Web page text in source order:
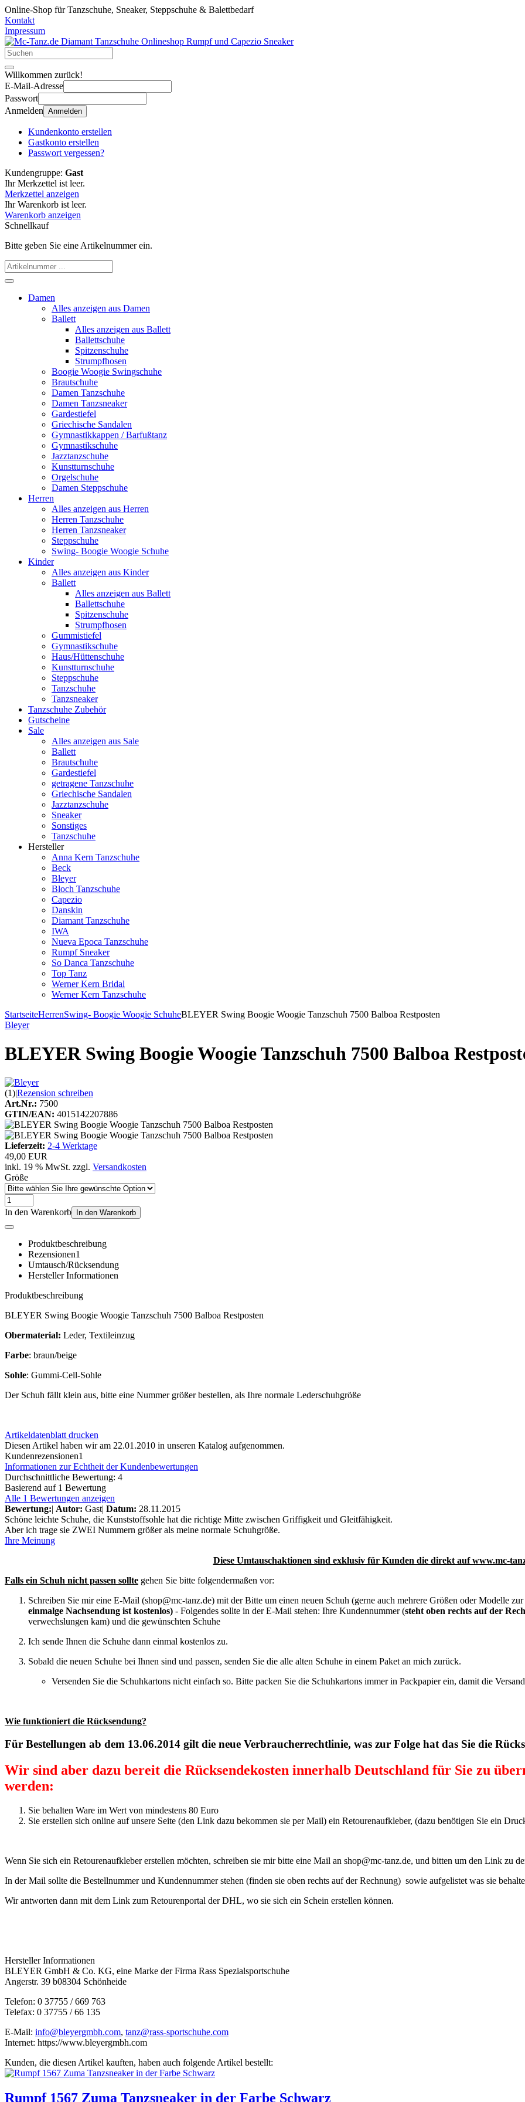
Online-Shop für Tanzschuhe, Sneaker, Steppschuhe & Balettbedarf
Kontakt
Impressum
Willkommen zurück!
E-Mail-Adresse
Passwort
Anmelden Anmelden
Kundenkonto erstellen
Gastkonto erstellen
Passwort vergessen?
Kundengruppe: Gast
Ihr Merkzettel ist leer.
Merkzettel anzeigen
Ihr Warenkorb ist leer.
Warenkorb anzeigen
Schnellkauf
Bitte geben Sie eine Artikelnummer ein.
Damen
Alles anzeigen aus Damen
Ballett
Alles anzeigen aus Ballett
Ballettschuhe
Spitzenschuhe
Strumpfhosen
Boogie Woogie Swingschuhe
Brautschuhe
Damen Tanzschuhe
Damen Tanzsneaker
Gardestiefel
Griechische Sandalen
Gymnastikkappen / Barfußtanz
Gymnastikschuhe
Jazztanzschuhe
Kunstturnschuhe
Orgelschuhe
Damen Steppschuhe
Herren
Alles anzeigen aus Herren
Herren Tanzschuhe
Herren Tanzsneaker
Steppschuhe
Swing- Boogie Woogie Schuhe
Kinder
Alles anzeigen aus Kinder
Ballett
Alles anzeigen aus Ballett
Ballettschuhe
Spitzenschuhe
Strumpfhosen
Gummistiefel
Gymnastikschuhe
Haus/Hüttenschuhe
Kunstturnschuhe
Steppschuhe
Tanzschuhe
Tanzsneaker
Tanzschuhe Zubehör
Gutscheine
Sale
Alles anzeigen aus Sale
Ballett
Brautschuhe
Gardestiefel
getragene Tanzschuhe
Griechische Sandalen
Jazztanzschuhe
Sneaker
Sonstiges
Tanzschuhe
Hersteller
Anna Kern Tanzschuhe
Beck
Bleyer
Bloch Tanzschuhe
Capezio
Danskin
Diamant Tanzschuhe
IWA
Nueva Epoca Tanzschuhe
Rumpf Sneaker
So Danca Tanzschuhe
Top Tanz
Werner Kern Bridal
Werner Kern Tanzschuhe
StartseiteHerrenSwing- Boogie Woogie SchuheBLEYER Swing Boogie Woogie Tanzschuh 7500 Balboa Restposten
Bleyer
BLEYER Swing Boogie Woogie Tanzschuh 7500 Balboa
(1)|Rezension schreiben
Art.Nr.: 7500
GTIN/EAN: 4015142207886
Lieferzeit: 2-4 Werktage
49,00 EUR
inkl. 19 % MwSt. zzgl. Versandkosten
Größe
In den Warenkorb In den Warenkorb
Produktbeschreibung
Rezensionen1
Umtausch/Rücksendung
Hersteller Informationen
Produktbeschreibung
BLEYER Swing Boogie Woogie Tanzschuh 7500 Balboa Restposten
Obermaterial: Leder, Textileinzug
Farbe: braun/beige
Sohle: Gummi-Cell-Sohle
Der Schuh fällt klein aus, bitte eine Nummer größer bestellen, als Ihre normale Lederschuhgröße
Artikeldatenblatt drucken
Diesen Artikel haben wir am 22.01.2010 in unseren Katalog aufgenommen.
Kundenrezensionen1
Informationen zur Echtheit der Kundenbewertungen
Durchschnittliche Bewertung: 4
Basierend auf 1 Bewertung
Alle 1 Bewertungen anzeigen
Bewertung:| Autor: Gast| Datum: 28.11.2015
Schöne leichte Schuhe, die Kunststoffsohle hat die richtige Mitte zwischen Griffigkeit und Gleitfähigkeit.
Aber ich trage sie ZWEI Nummern größer als meine normale Schuhgröße.
Ihre Meinung
Diese Umtauschaktionen sind exklusiv für Kunden die direkt auf www.mc-
Falls ein Schuh nicht passen sollte gehen Sie bitte folgendermaßen vor:
Schreiben Sie mir eine E-Mail (shop@mc-tanz.de) mit der Bitte um einen neuen Schuh (gerne auch mehrere Größen oder Modelle
einmalge Nachsendung ist kostenlos) - Folgendes sollte in der E-Mail stehen: Ihre Kundennummer (steht oben rechts auf der
verwechslungen kam) und die gewünschten Schuhe
Ich sende Ihnen die Schuhe dann einmal kostenlos zu.
Sobald die neuen Schuhe bei Ihnen sind und passen, senden Sie die alle alten Schuhe in einem Paket an mich zurück.
Versenden Sie die Schuhkartons nicht einfach so. Bitte packen Sie die Schuhkartons immer in Packpapier ein, damit die
Wie funktioniert die Rücksendung?
Für Bestellungen ab dem 13.06.2014 gilt die neue Verbraucherrechtlinie, was zur Folge hat das Sie die
Wir sind aber dazu bereit die Rücksendekosten innerhalb Deutschland für Sie zu
werden:
Sie behalten Ware im Wert von mindestens 80 Euro
Sie erstellen sich online auf unsere Seite (den Link dazu bekommen sie per Mail) ein Retourenaufkleber, (dazu benötigen Sie ein
Wenn Sie sich ein Retourenaufkleber erstellen möchten, schreiben sie mir bitte eine Mail an shop@mc-tanz.de, und bitten um den Link zu
In der Mail sollte die Bestellnummer und Kundennummer stehen (finden sie oben rechts auf der Rechnung) sowie aufgelistet was sie
Wir antworten dann mit dem Link zum Retourenportal der DHL, wo sie sich ein Schein erstellen können.
Hersteller Informationen
BLEYER GmbH & Co. KG, eine Marke der Firma Rass Spezialsportschuhe
Angerstr. 39 b08304 Schönheide
Telefon: 0 37755 / 669 763
Telefax: 0 37755 / 66 135
E-Mail: info@bleyergmbh.com, tanz@rass-sportschuhe.com
Internet: https://www.bleyergmbh.com
Kunden, die diesen Artikel kauften, haben auch folgende Artikel bestellt:
Rumpf 1567 Zuma Tanzsneaker in der Farbe Schwarz